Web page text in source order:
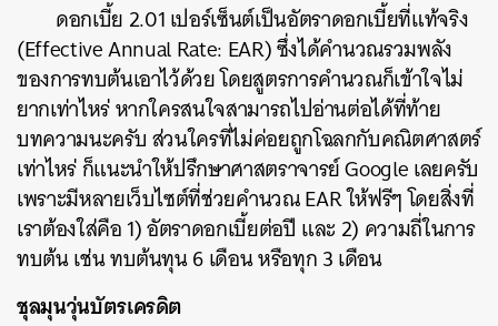
ดอกเบี้ย 2.01 เปอร์เซ็นต์เป็นอัตราดอกเบี้ยที่แท้จริง
(Effective Annual Rate: EAR) ซึ่งได้คำนวณรวมพลัง
ของการทบต้นเอาไว้ด้วย โดยสูตรการคำนวณก็เข้าใจไม่
ยากเท่าไหร่ หากใครสนใจสามารถไปอ่านต่อได้ที่ท้าย
บทความนะครับ ส่วนใครที่ไม่ค่อยถูกโฉลกกับคณิตศาสตร์
เท่าไหร่ ก็แนะนำให้ปรึกษาศาสตราจารย์ Google เลยครับ
เพราะมีหลายเว็บไซต์ที่ช่วยคำนวณ EAR ให้ฟรีๆ โดยสิ่งที่
เราต้องใส่คือ 1) อัตราดอกเบี้ยต่อปี และ 2) ความถี่ในการ
ทบต้น เช่น ทบต้นทุน 6 เดือน หรือทุก 3 เดือน
ชุลมุนวุ่นบัตรเครดิต